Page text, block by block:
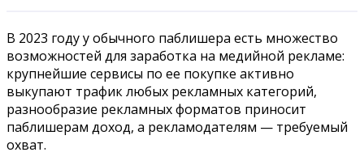
В 2023 году у обычного паблишера есть множество
возможностей для заработка на медийной рекламе:
крупнейшие сервисы по ее покупке активно
выкупают трафик любых рекламных категорий,
разнообразие рекламных форматов приносит
паблишерам доход, а рекламодателям — требуемый
охват.